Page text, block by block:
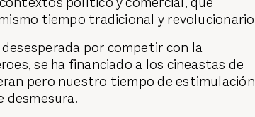
tiempo tradicional y
por competir con la
se ha financiado a los cineastas de
pero nuestro tiempo de estimulación
desmesura.